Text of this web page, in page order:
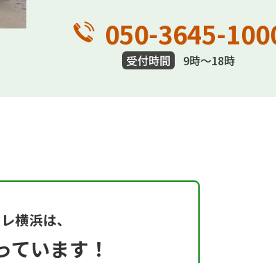
050-3645-
受付時間 9時～18時
横浜は、
ています！